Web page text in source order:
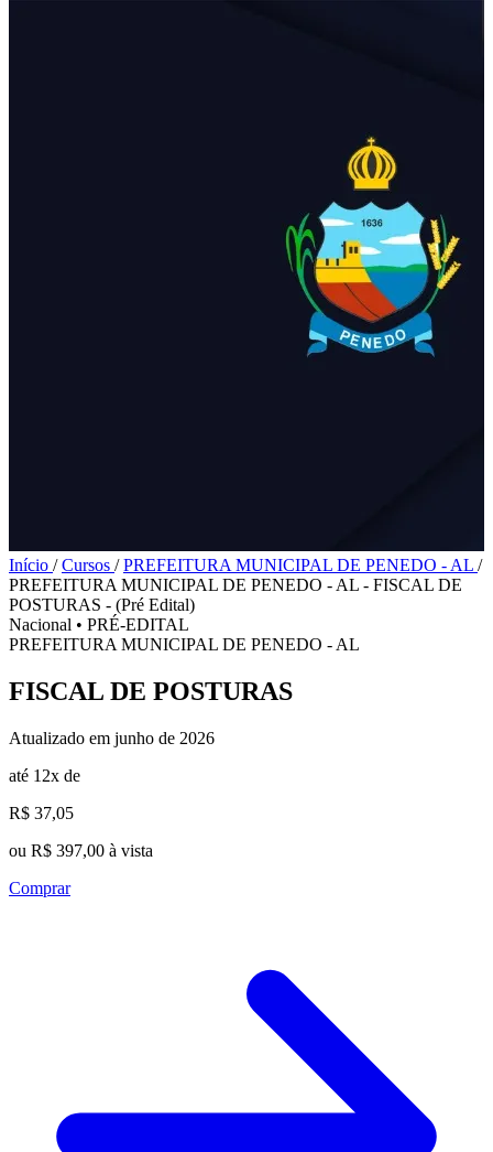
Início / Cursos / PREFEITURA MUNICIPAL DE PENEDO - AL /
PREFEITURA MUNICIPAL DE PENEDO - AL - FISCAL DE
POSTURAS - (Pré Edital)
Nacional • PRÉ-EDITAL
PREFEITURA MUNICIPAL DE PENEDO - AL
FISCAL DE POSTURAS
Atualizado em junho de 2026
até 12x de
R$ 37,05
ou R$ 397,00 à vista
Comprar